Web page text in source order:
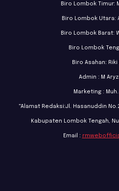
Biro Lombok Timur:
Biro Lombok Utara:
Biro Lombok Barat:
Biro Lombok
Biro Asahan:
Admin : M
Marketing :
"Alamat Redaksi:Jl. Hasanuddin
Kabupaten Lombok Tengah,
Email :